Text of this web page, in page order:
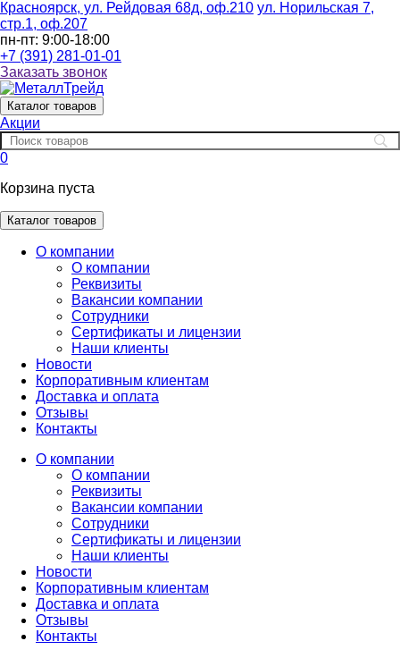
Красноярск, ул. Рейдовая 68д, оф.210 ул. Норильская 7,
стр.1, оф.207
пн-пт: 9:00-18:00
+7 (391) 281-01-01
Заказать звонок
Каталог товаров
Акции
0
Корзина пуста
Каталог товаров
О компании
О компании
Реквизиты
Вакансии компании
Сотрудники
Сертификаты и лицензии
Наши клиенты
Новости
Корпоративным клиентам
Доставка и оплата
Отзывы
Контакты
О компании
О компании
Реквизиты
Вакансии компании
Сотрудники
Сертификаты и лицензии
Наши клиенты
Новости
Корпоративным клиентам
Доставка и оплата
Отзывы
Контакты